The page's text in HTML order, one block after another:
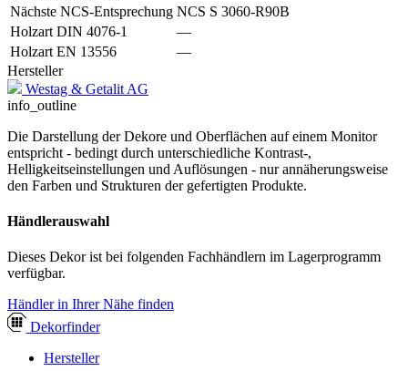
Nächste NCS-Entsprechung NCS S 3060-R90B
Holzart DIN 4076-1
—
Holzart EN 13556
—
Hersteller
Westag & Getalit AG
info_outline
Die Darstellung der Dekore und Oberflächen auf einem Monitor
entspricht - bedingt durch unterschiedliche Kontrast-,
Helligkeitseinstellungen und Auflösungen - nur annäherungsweise
den Farben und Strukturen der gefertigten Produkte.
Händlerauswahl
Dieses Dekor ist bei folgenden Fachhändlern im Lagerprogramm
verfügbar.
Händler in Ihrer Nähe finden
Dekorfinder
Hersteller